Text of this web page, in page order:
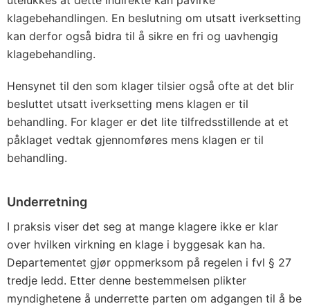
klagebehandlingen. En beslutning om utsatt iverksetting
kan derfor også bidra til å sikre en fri og uavhengig
klagebehandling.
Hensynet til den som klager tilsier også ofte at det blir
besluttet utsatt iverksetting mens klagen er til
behandling. For klager er det lite tilfredsstillende at et
påklaget vedtak gjennomføres mens klagen er til
behandling.
Underretning
I praksis viser det seg at mange klagere ikke er klar
over hvilken virkning en klage i byggesak kan ha.
Departementet gjør oppmerksom på regelen i fvl § 27
tredje ledd. Etter denne bestemmelsen plikter
myndighetene å underrette parten om adgangen til å be